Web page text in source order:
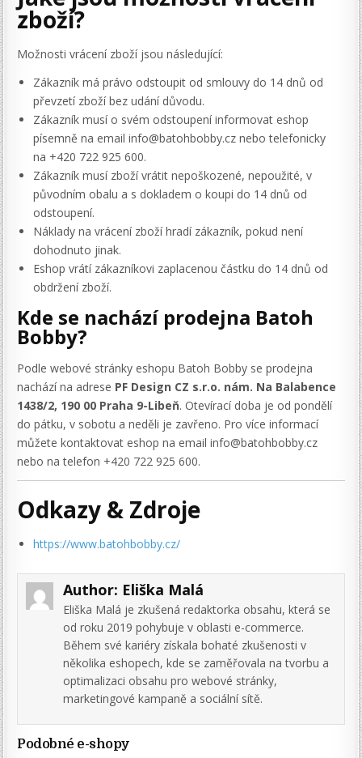
zboží?
Možnosti vrácení zboží jsou následující:
Zákazník má právo odstoupit od smlouvy do 14 dnů od
převzetí zboží bez udání důvodu.
Zákazník musí o svém odstoupení informovat eshop
písemně na email info@batohbobby.cz nebo telefonicky
na +420 722 925 600.
Zákazník musí zboží vrátit nepoškozené, nepoužité, v
původním obalu a s dokladem o koupi do 14 dnů od
odstoupení.
Náklady na vrácení zboží hradí zákazník, pokud není
dohodnuto jinak.
Eshop vrátí zákazníkovi zaplacenou částku do 14 dnů od
obdržení zboží.
Kde se nachází prodejna Batoh
Bobby?
Podle webové stránky eshopu Batoh Bobby se prodejna
nachází na adrese PF Design CZ s.r.o. nám. Na Balabence
1438/2, 190 00 Praha 9-Libeň. Otevírací doba je od pondělí
do pátku, v sobotu a neděli je zavřeno. Pro více informací
můžete kontaktovat eshop na email info@batohbobby.cz
nebo na telefon +420 722 925 600.
Odkazy & Zdroje
https://www.batohbobby.cz/
Author: Eliška Malá
Eliška Malá je zkušená redaktorka obsahu, která se
od roku 2019 pohybuje v oblasti e-commerce.
Během své kariéry získala bohaté zkušenosti v
několika eshopech, kde se zaměřovala na tvorbu a
optimalizaci obsahu pro webové stránky,
marketingové kampaně a sociální sítě.
Podobné e-shopy